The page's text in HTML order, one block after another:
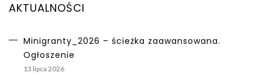
AKTUALNOŚCI
Minigranty_2026 – ścieżka zaawansowana.
Ogłoszenie
13 lipca 2026